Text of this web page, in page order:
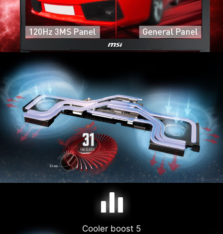
Cooler boost 5